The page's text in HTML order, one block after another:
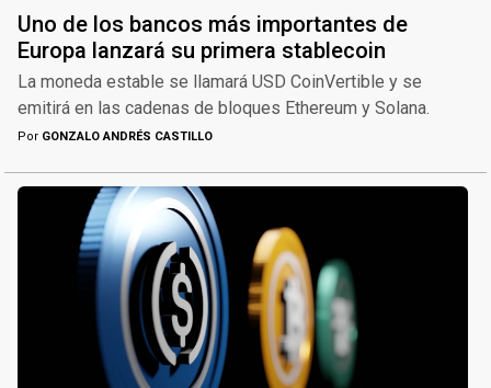
Uno de los bancos más importantes de
Europa lanzará su primera stablecoin
La moneda estable se llamará USD CoinVertible y se
emitirá en las cadenas de bloques Ethereum y Solana.
Por GONZALO ANDRÉS CASTILLO